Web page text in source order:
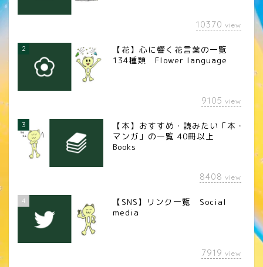
10370 view
2
【花】心に響く花言葉の一覧
134種類 Flower language
9105 view
3
【本】おすすめ・読みたい「本・
マンガ」の一覧 40冊以上
Books
8408 view
4
【SNS】リンク一覧 Social
media
7919 view